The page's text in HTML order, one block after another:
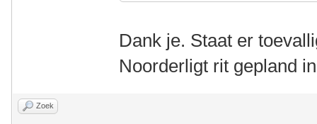
Dank je. Staat er
Noorderligt rit gepland
Zoek